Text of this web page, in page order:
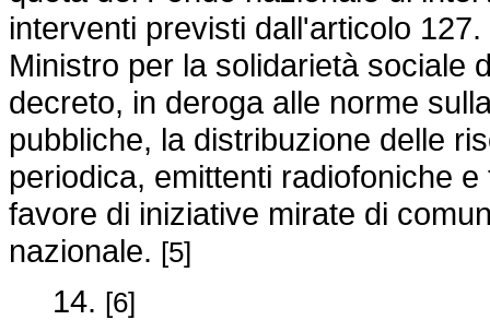
interventi previsti dall'articolo
Ministro per la solidarietà sociale
decreto, in deroga alle norme
pubbliche, la distribuzione delle
periodica, emittenti radiofoniche
favore di iniziative mirate di
nazionale. [5]
14. [6]